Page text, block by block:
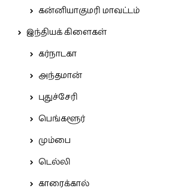
கன்னியாகுமரி மாவட்டம்
இந்தியக் கிளைகள்
கர்நாடகா
அந்தமான்
புதுச்சேரி
பெங்களூர்
மும்பை
டெல்லி
காரைக்கால்